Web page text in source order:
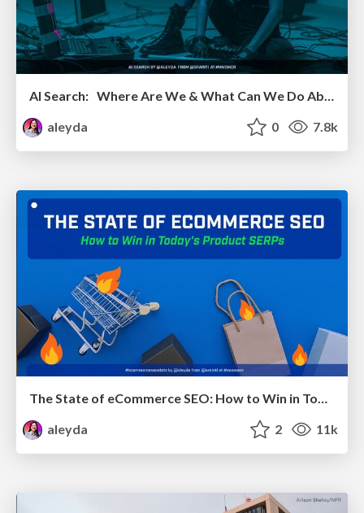
aleyda
0 7.8k
The State of eCommerce SEO: How to Win in Today's Products SERPs - #SEOweek
aleyda
2 11k